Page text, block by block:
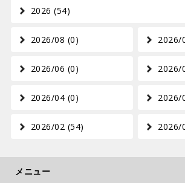
2026 (54)
2026/08 (0) 2026/
2026/06 (0) 2026/
2026/04 (0) 2026/
2026/02 (54) 2026/